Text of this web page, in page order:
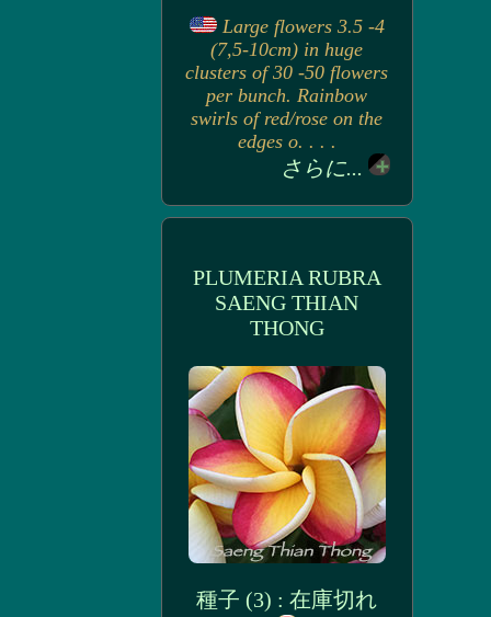
Large flowers 3.5 -4
(7,5-10cm) in huge
clusters of 30 -50 flowers
per bunch. Rainbow
swirls of red/rose on the
edges o. . . .
さらに...
PLUMERIA RUBRA
SAENG THIAN
THONG
種子 (3) : 在庫切れ